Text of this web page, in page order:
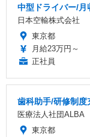
中型ドライバー/
日本空輸株式会社
東京都
月給23万円～
正社員
歯科助手/研修制度
医療法人社団ALBA
東京都